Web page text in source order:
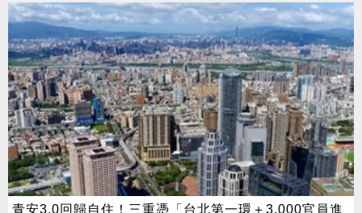
青安3.0回歸自住！三重憑「台北第一環＋3,000官員進